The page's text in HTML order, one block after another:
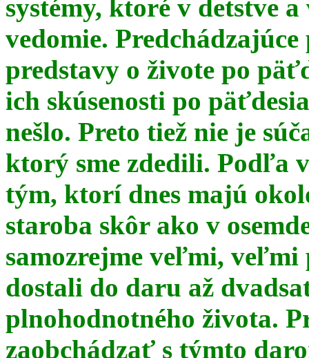
systémy, ktoré v detstve
vedomie.
predstavy o živote po
ich skúsenosti po
nešlo. Preto tiež nie je
ktorý sme zdedili. Podľa
tým, ktorí dnes majú
staroba skôr ako v
samozrejme veľmi, veľmi
dostali do daru až
plnohodnotného života.
zaobchádzať s týmto